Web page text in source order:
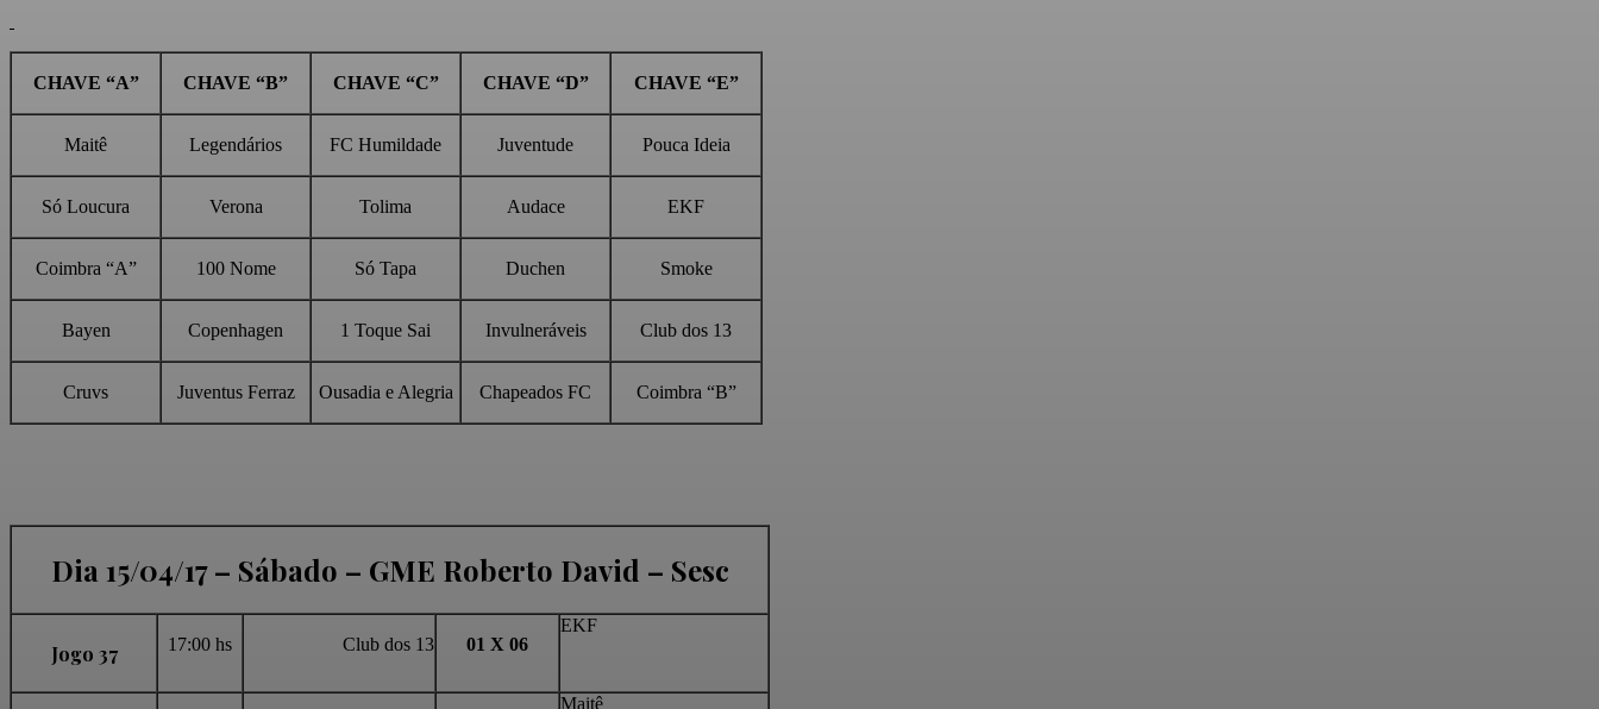
CHAVE “A” CHAVE “B” CHAVE “C” CHAVE “D” CHAVE “E”
Maitê Legendários FC Humildade Juventude Pouca Ideia
Só Loucura Verona Tolima Audace EKF
Coimbra “A” 100 Nome Só Tapa Duchen Smoke
Bayen Copenhagen 1 Toque Sai Invulneráveis Club dos 13
Cruvs Juventus Ferraz Ousadia e Alegria Chapeados FC Coimbra “B”
Dia 15/04/17 – Sábado – GME Roberto David – Sesc
Jogo 37 17:00 hs Club dos 13 01 X 06
EKF
Maitê